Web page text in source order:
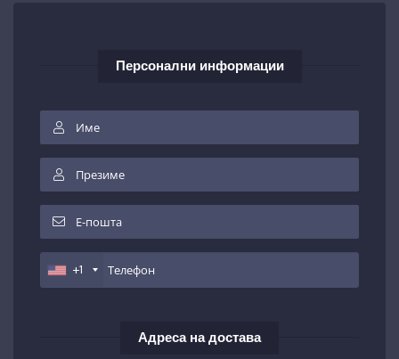
Персонални информации
+1
Адреса на достава